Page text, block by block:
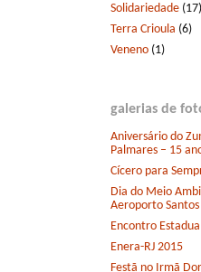
Solidariedade (17)
Terra Crioula (6)
Veneno (1)
galerias de
Aniversário do
Palmares – 15
Cícero para
Dia do Meio
Aeroporto
Encontro
Enera-RJ 2015
Festã no Irmã